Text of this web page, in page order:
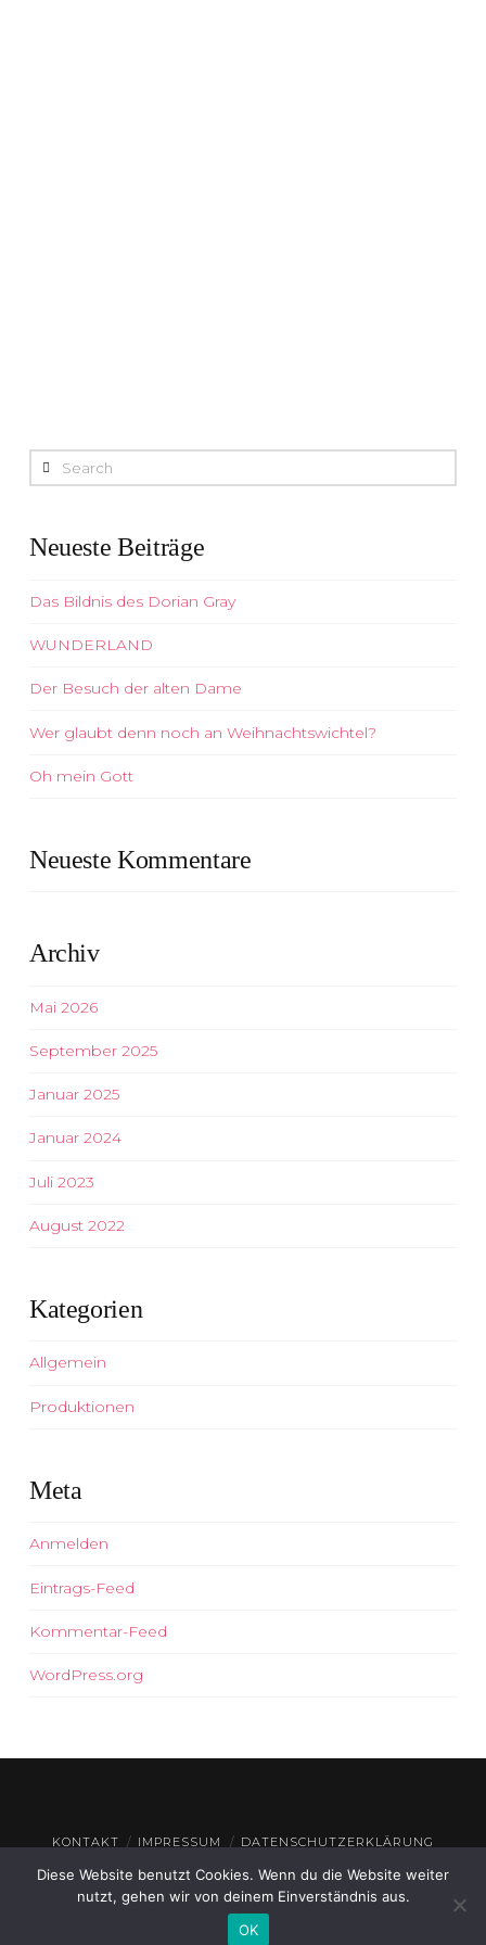
Search
Neueste Beiträge
Das Bildnis des Dorian Gray
WUNDERLAND
Der Besuch der alten Dame
Wer glaubt denn noch an Weihnachtswichtel?
Oh mein Gott
Neueste Kommentare
Archiv
Mai 2026
September 2025
Januar 2025
Januar 2024
Juli 2023
August 2022
Kategorien
Allgemein
Produktionen
Meta
Anmelden
Eintrags-Feed
Kommentar-Feed
WordPress.org
KONTAKT IMPRESSUM DATENSCHUTZERKLÄRUNG
© THEATERHAUS GEROLZHOFEN2026
Diese Website benutzt Cookies. Wenn du die Website weiter
nutzt, gehen wir von deinem Einverständnis aus.
OK